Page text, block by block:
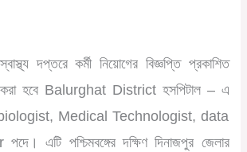
স্বাস্থ্য দপ্তরে কর্মী নিয়োগের বিজ্ঞপ্তি প্রকাশিত
করা হবেBalurghat District হসপিটাল– এ
Medical Technologist, data
পদে। এটি পশ্চিমবঙ্গের দক্ষিণ দিনাজপুর জেলার